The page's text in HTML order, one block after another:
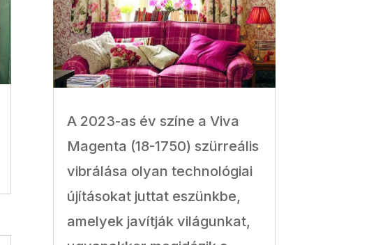
A 2023-as év színe a Viva
Magenta (18-1750) szürreális
vibrálása olyan technológiai
újításokat juttat eszünkbe,
amelyek javítják világunkat,